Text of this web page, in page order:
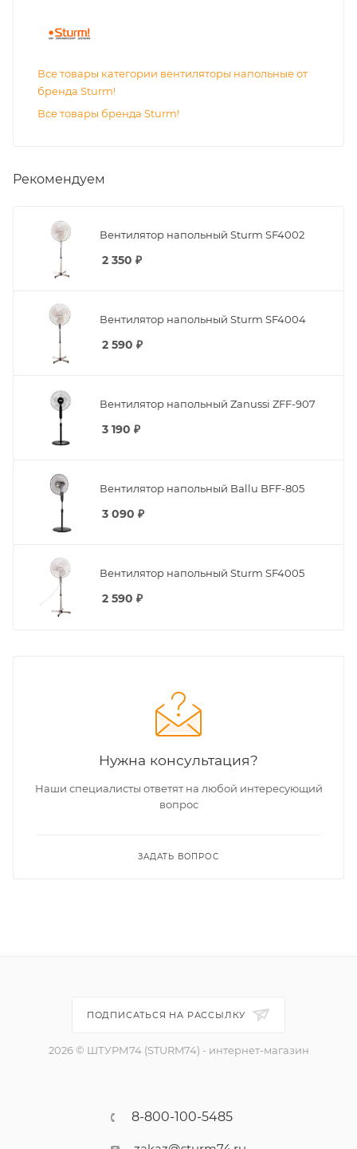
Все товары категории вентиляторы напольные от
бренда Sturm!
Все товары бренда Sturm!
Рекомендуем
Вентилятор напольный Sturm SF4002
2 350 ₽
Вентилятор напольный Sturm SF4004
2 590 ₽
Вентилятор напольный Zanussi ZFF-907
3 190 ₽
Вентилятор напольный Ballu BFF-805
3 090 ₽
Вентилятор напольный Sturm SF4005
2 590 ₽
Нужна консультация?
Наши специалисты ответят на любой интересующий
вопрос
ЗАДАТЬ ВОПРОС
ПОДПИСАТЬСЯ НА РАССЫЛКУ
2026 © ШТУРМ74 (STURM74) - интернет-магазин
8-800-100-5485